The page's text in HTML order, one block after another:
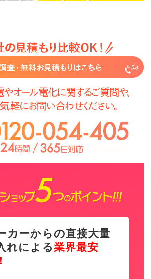
カーからの直接大量
れによる業界最安